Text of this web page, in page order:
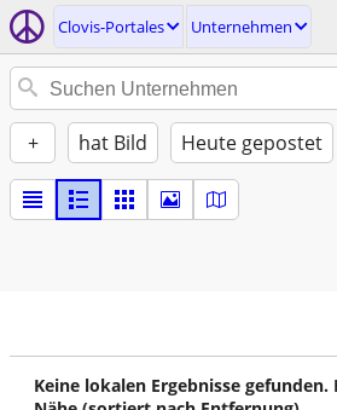
Clovis-Portales Unternehmen
+ hat Bild Heute gepostet
Keine lokalen Ergebnisse